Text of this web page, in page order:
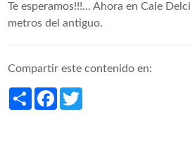
Te esperamos!!!... Ahora en Cale
metros del antiguo.
Compartir este contenido en:
ShareFacebook